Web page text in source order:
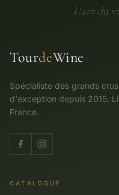
L'art du
TourdeWine
Spécialiste des grands
d'exception depuis 2015.
France.
CATALOGUE